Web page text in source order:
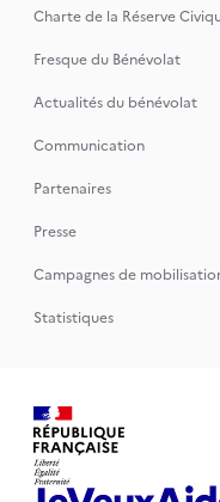
Charte de la Réserve
Fresque du Bénévolat
Actualités du bénévolat
Communication
Partenaires
Presse
Campagnes de
Statistiques